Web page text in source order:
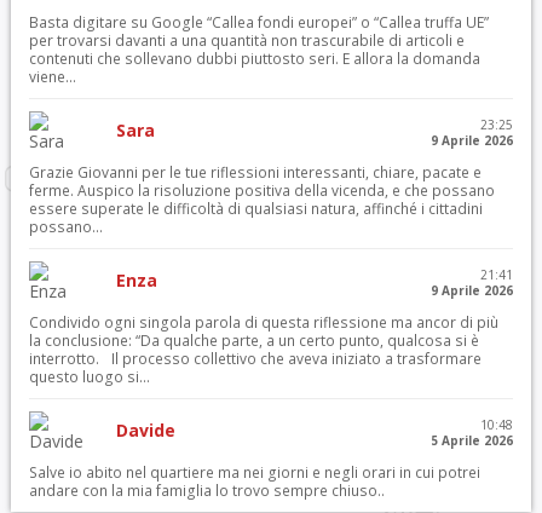
Basta digitare su Google “Callea fondi europei” o “Callea truffa UE”
per trovarsi davanti a una quantità non trascurabile di articoli e
contenuti che sollevano dubbi piuttosto seri. E allora la domanda
viene...
Sara
23:25
9 Aprile 2026
Grazie Giovanni per le tue riflessioni interessanti, chiare, pacate e
ferme. Auspico la risoluzione positiva della vicenda, e che possano
essere superate le difficoltà di qualsiasi natura, affinché i cittadini
possano...
Enza
21:41
9 Aprile 2026
Condivido ogni singola parola di questa riflessione ma ancor di più
la conclusione: “Da qualche parte, a un certo punto, qualcosa si è
interrotto. Il processo collettivo che aveva iniziato a trasformare
questo luogo si...
Davide
10:48
5 Aprile 2026
Salve io abito nel quartiere ma nei giorni e negli orari in cui potrei
andare con la mia famiglia lo trovo sempre chiuso..